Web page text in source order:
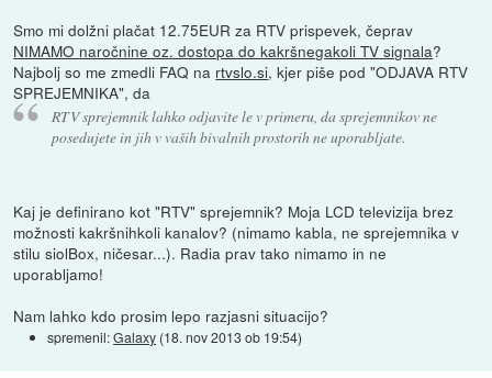
Smo mi dolžni plačat 12.75EUR za RTV prispevek, čeprav
NIMAMO naročnine oz. dostopa do kakršnegakoli TV signala?
Najbolj so me zmedli FAQ na rtvslo.si, kjer piše pod "ODJAVA RTV
SPREJEMNIKA", da
RTV sprejemnik lahko odjavite le v primeru, da sprejemnikov ne
posedujete in jih v vaših bivalnih prostorih ne uporabljate.
Kaj je definirano kot "RTV" sprejemnik? Moja LCD televizija brez
možnosti kakršnihkoli kanalov? (nimamo kabla, ne sprejemnika v
stilu siolBox, ničesar...). Radia prav tako nimamo in ne
uporabljamo!
Nam lahko kdo prosim lepo razjasni situacijo?
spremenil:Galaxy (18. nov 2013 ob 19:54)